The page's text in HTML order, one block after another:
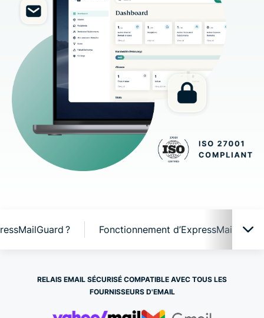
? Fonctionnement d’ExpressMailGuard
ExpressMailGuard en action
Pourquoi opter pour ExpressMailGuard ?
RELAIS EMAIL SÉCURISÉ COMPATIBLE AVEC TOUS LES
FOURNISSEURS D'EMAIL